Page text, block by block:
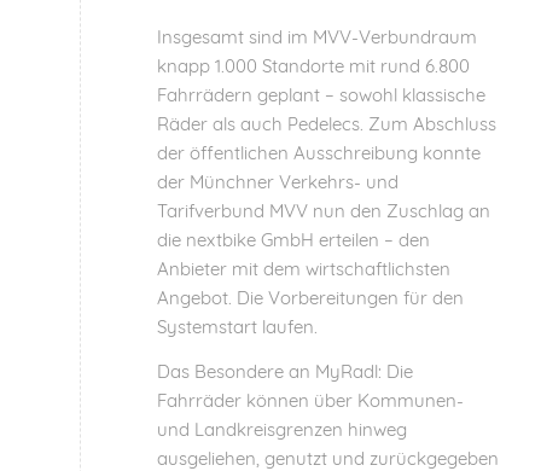
Insgesamt sind im MVV-Verbundraum
knapp 1.000 Standorte mit rund 6.800
Fahrrädern geplant – sowohl klassische
Räder als auch Pedelecs. Zum Abschluss
der öffentlichen Ausschreibung konnte
der Münchner Verkehrs- und
Tarifverbund MVV nun den Zuschlag an
die nextbike GmbH erteilen – den
Anbieter mit dem wirtschaftlichsten
Angebot. Die Vorbereitungen für den
Systemstart laufen.
Das Besondere an MyRadl: Die
Fahrräder können über Kommunen-
und Landkreisgrenzen hinweg
ausgeliehen, genutzt und zurückgegeben